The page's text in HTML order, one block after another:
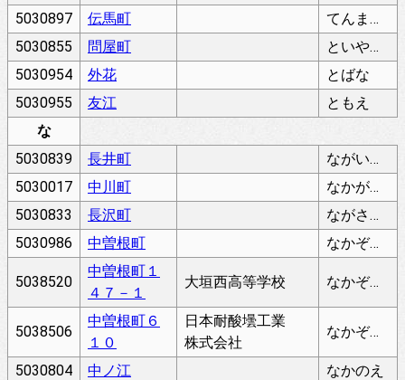
5030897 伝馬町
てんまちょう
5030855
問屋町
といやまち
5030954
外花
とばな
5030955
友江
ともえ
な
5030839
長井町
ながいちょう
5030017
中川町
なかがわちょう
5030833
長沢町
ながさわちょう
5030986
中曽根町 なかぞねちょう
5038520
中曽根町１
４７－１
大垣西高等学校 なかぞねちょう
5038506
中曽根町６
１０
日本耐酸壜工業
株式会社
なかぞねちょう
5030804 中ノ江
なかのえ